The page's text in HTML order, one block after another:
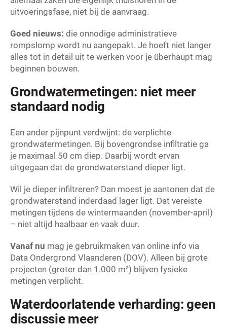
uitvoeringsfase, niet bij de aanvraag.
Goed nieuws: die onnodige administratieve
rompslomp wordt nu aangepakt. Je hoeft niet langer
alles tot in detail uit te werken voor je überhaupt mag
beginnen bouwen.
Grondwatermetingen: niet meer
standaard nodig
Een ander pijnpunt verdwijnt: de verplichte
grondwatermetingen. Bij bovengrondse infiltratie ga
je maximaal 50 cm diep. Daarbij wordt ervan
uitgegaan dat de grondwaterstand dieper ligt.
Wil je dieper infiltreren? Dan moest je aantonen dat de
grondwaterstand inderdaad lager ligt. Dat vereiste
metingen tijdens de wintermaanden (november-april)
– niet altijd haalbaar en vaak duur.
Vanaf nu mag je gebruikmaken van online info via
Data Ondergrond Vlaanderen (DOV). Alleen bij grote
projecten (groter dan 1.000 m²) blijven fysieke
metingen verplicht.
Waterdoorlatende verharding: geen
discussie meer